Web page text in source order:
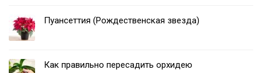
Пуансеттия (Рождественская звезда)
Как правильно пересадить орхидею